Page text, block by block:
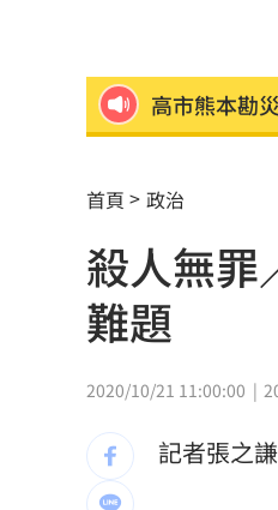
高市熊本勘
不只OpenAI
退出政壇求
剛分手李鍾
何志偉喊莫
紙鈔走入歷
首頁 政治
殺人無罪
難題
2020/10/21 11:00:00
記者張之